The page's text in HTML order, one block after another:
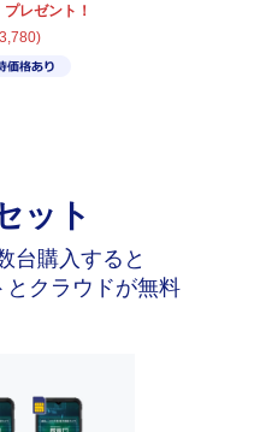
レゼント！
)
ット
台購入すると
クラウドが無料